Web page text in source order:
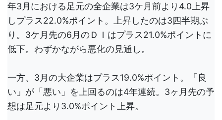
年3月における足元の全企業は3ケ月前より4.0上昇
しプラス22.0%ポイント。上昇したのは3四半期ぶ
り。3ケ月先の6月のＤＩはプラス21.0%ポイントに
低下。わずかながら悪化の見通し。
一方、3月の大企業はプラス19.0%ポイント。「良
い」が「悪い」を上回るのは4年連続。3ヶ月先の予
想は足元より3.0%ポイント上昇。